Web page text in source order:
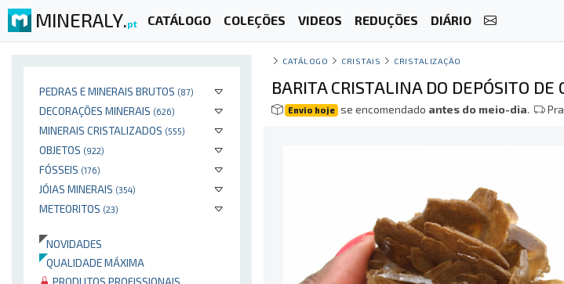
MINERALY.pt CATÁLOGO COLEÇÕES VIDEOS REDUÇÕES DIÁRIO
PEDRAS E MINERAIS BRUTOS (87)
DECORAÇÕES MINERAIS (626)
MINERAIS CRISTALIZADOS (555)
OBJETOS (922)
FÓSSEIS (176)
JÓIAS MINERAIS (354)
METEORITOS (23)
NOVIDADES
QUALIDADE MÁXIMA
PRODUTOS PROFISSIONAIS
CATÁLOGO CRISTAIS CRISTALIZAÇÃO
BARITA CRISTALINA DO DEPÓSITO DE
Envio hoje se encomendado antes do meio-dia.